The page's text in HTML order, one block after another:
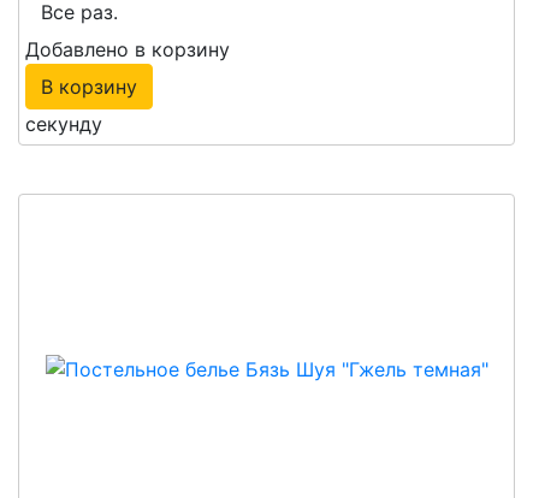
Все раз.
Добавлено в корзину
В корзину
секунду